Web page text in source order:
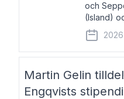
och
(Island)
läser ur
John
färöiska,
Martin Gelin
Engqvists